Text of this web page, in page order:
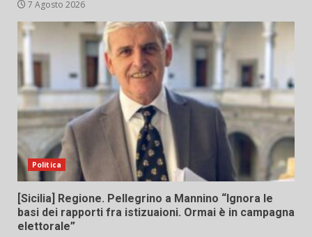
7 Agosto 2026
Politica
[Sicilia] Regione. Pellegrino a Mannino “Ignora le
basi dei rapporti fra istizuaioni. Ormai è in campagna
elettorale”